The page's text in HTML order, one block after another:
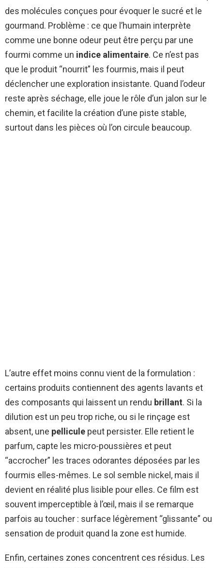
des molécules conçues pour évoquer le sucré et le
gourmand. Problème : ce que l’humain interprète
comme une bonne odeur peut être perçu par une
fourmi comme un indice alimentaire. Ce n’est pas
que le produit “nourrit” les fourmis, mais il peut
déclencher une exploration insistante. Quand l’odeur
reste après séchage, elle joue le rôle d’un jalon sur le
chemin, et facilite la création d’une piste stable,
surtout dans les pièces où l’on circule beaucoup.
L’autre effet moins connu vient de la formulation :
certains produits contiennent des agents lavants et
des composants qui laissent un rendu brillant. Si la
dilution est un peu trop riche, ou si le rinçage est
absent, une pellicule peut persister. Elle retient le
parfum, capte les micro-poussières et peut
“accrocher” les traces odorantes déposées par les
fourmis elles-mêmes. Le sol semble nickel, mais il
devient en réalité plus lisible pour elles. Ce film est
souvent imperceptible à l’œil, mais il se remarque
parfois au toucher : surface légèrement “glissante” ou
sensation de produit quand la zone est humide.
Enfin, certaines zones concentrent ces résidus. Les